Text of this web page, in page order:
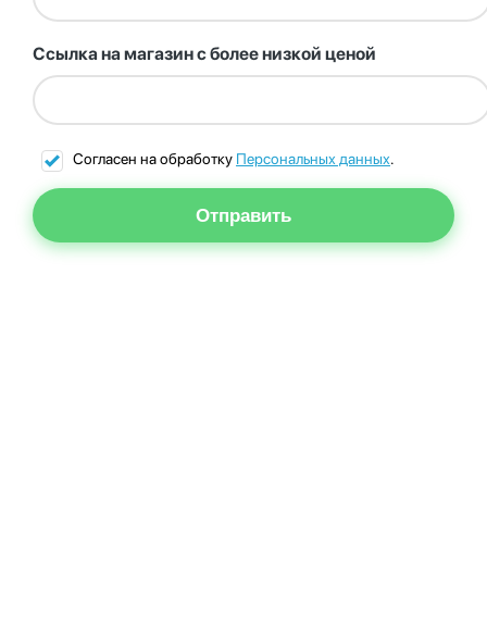
Ссылка на магазин с более низкой ценой
Согласен на обработку Персональных данных.
Отправить